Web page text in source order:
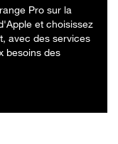
Pro sur la
et choisissez
avec des services
besoins des